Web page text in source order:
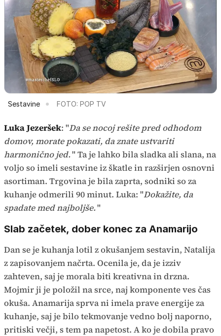
Sestavine FOTO: POP TV
Luka Jezeršek: "Da se nocoj rešite pred odhodom
domov, morate pokazati, da znate ustvariti
harmonično jed." Ta je lahko bila sladka ali slana, na
voljo so imeli sestavine iz škatle in razširjen osnovni
asortiman. Trgovina je bila zaprta, sodniki so za
kuhanje odmerili 90 minut. Luka: "Dokažite, da
spadate med najboljše."
Slab začetek, dober konec za Anamarijo
Dan se je kuhanja lotil z okušanjem sestavin, Natalija
z zapisovanjem načrta. Ocenila je, da je izziv
zahteven, saj je morala biti kreativna in drzna.
Mojmir ji je položil na srce, naj komponente ves čas
okuša. Anamarija sprva ni imela prave energije za
kuhanje, saj je bilo tekmovanje vedno bolj naporno,
pritiski večji, s tem pa napetost. A ko je dobila pravo